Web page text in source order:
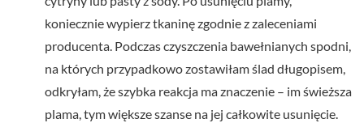
koniecznie wypierz tkaninę zgodnie z zaleceniami
producenta. Podczas czyszczenia bawełnianych spodni,
na których przypadkowo zostawiłam ślad długopisem,
odkryłam, że szybka reakcja ma znaczenie – im świeższa
plama, tym większe szanse na jej całkowite usunięcie.